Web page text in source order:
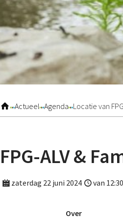
Actueel Agenda Locatie van
FPG-ALV &
zaterdag 22 juni 2024 van
Over